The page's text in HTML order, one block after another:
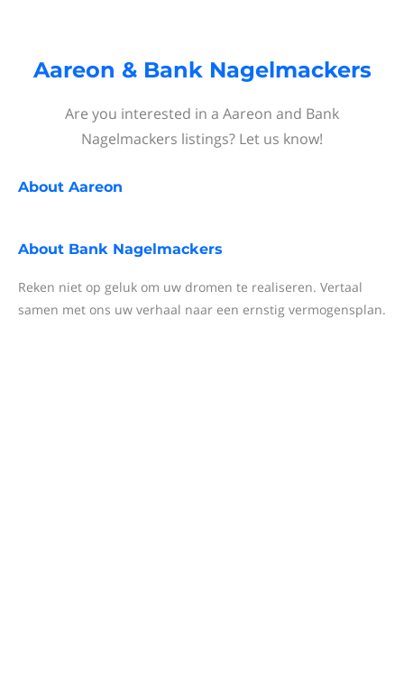
Aareon & Bank Nagelmackers
Are you interested in a Aareon and Bank
Nagelmackers listings? Let us know!
About Aareon
About Bank Nagelmackers
Reken niet op geluk om uw dromen te realiseren. Vertaal
samen met ons uw verhaal naar een ernstig vermogensplan.